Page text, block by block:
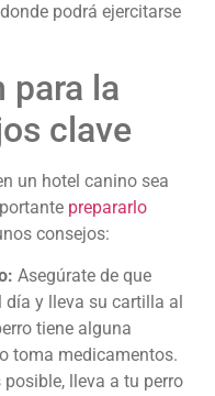
podrá ejercitarse
la
clave
un hotel canino sea
prepararlo
consejos:
Asegúrate de que
y lleva su cartilla al
tiene alguna
toma medicamentos.
posible, lleva a tu perro